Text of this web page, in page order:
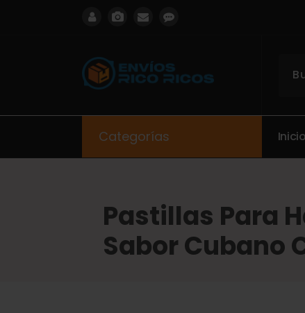
Categorías Inicio
Pastillas Para
Sabor Cubano